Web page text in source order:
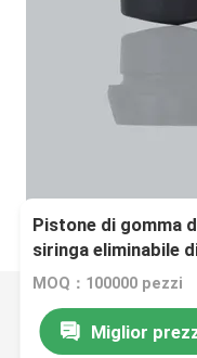
Pistone di gomma
siringa eliminabile
MOQ：100000 pezzi
Miglior